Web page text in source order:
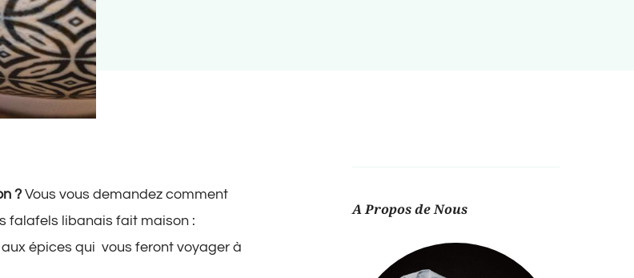
? Vous vous demandez comment
falafels libanais fait maison :
épices qui vous feront voyager à
A Propos de Nous